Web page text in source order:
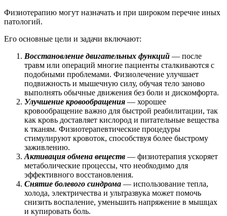
Физиотерапию могут назначать и при широком перечне иных
патологий.
Его основные цели и задачи включают:
Восстановление двигательных функций — после
травм или операций многие пациенты сталкиваются с
подобными проблемами. Физиолечение улучшает
подвижность и мышечную силу, обучая тело заново
выполнять обычные движения без боли и дискомфорта.
Улучшение кровообращения — хорошее
кровообращение важно для быстрой реабилитации, так
как кровь доставляет кислород и питательные вещества
к тканям. Физиотерапевтические процедуры
стимулируют кровоток, способствуя более быстрому
заживлению.
Активация обмена веществ — физиотерапия ускоряет
метаболические процессы, что необходимо для
эффективного восстановления.
Снятие болевого синдрома — использование тепла,
холода, электричества и ультразвука может помочь
снизить воспаление, уменьшить напряжение в мышцах
и купировать боль.